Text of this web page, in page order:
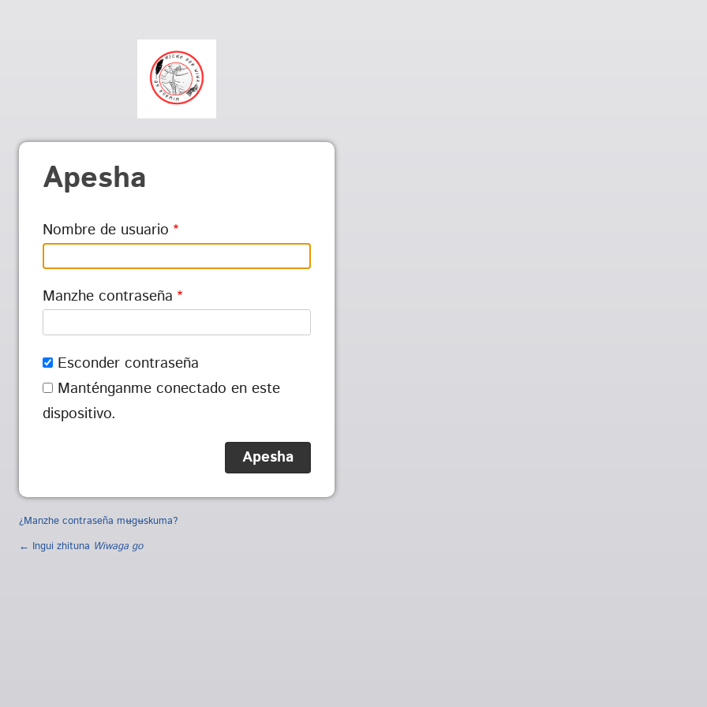
Apesha
Nombre de usuario
Manzhe contraseña
Esconder contraseña
Manténganme conectado en este
dispositivo.
¿Manzhe contraseña mʉgʉskuma?
← Ingui zhituna Wiwaga go